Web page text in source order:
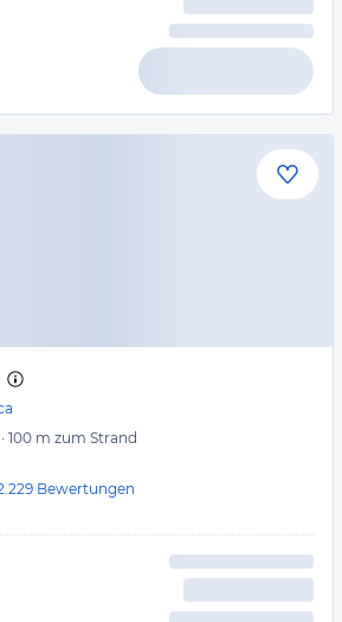
· 100 m zum Strand
Bewertungen